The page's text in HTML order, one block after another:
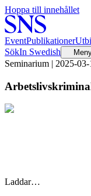
Hoppa till innehållet
EventPublikationer
SökIn Swedish
Seminarium | 2025-03-
Laddar…